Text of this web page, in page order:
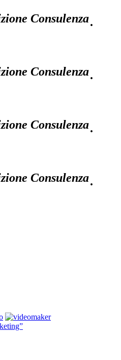
Consulenza
·
Consulenza
·
Consulenza
·
Consulenza
·